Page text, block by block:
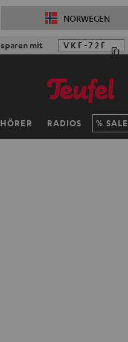
NORWEGEN
mit VKF-72F
RADIOS SALE